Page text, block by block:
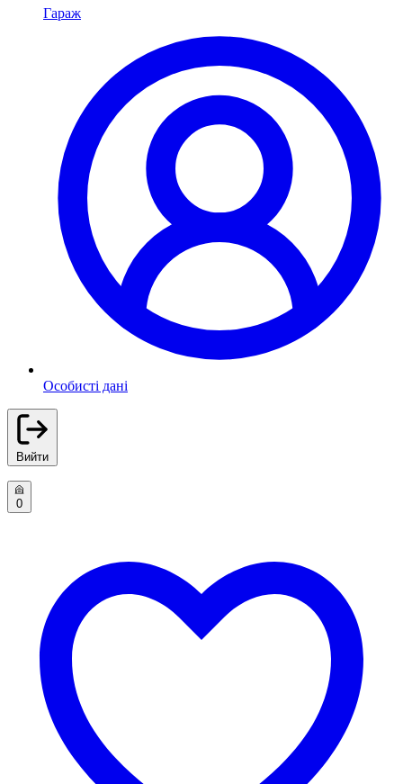
Гараж
Особисті дані
Вийти
0